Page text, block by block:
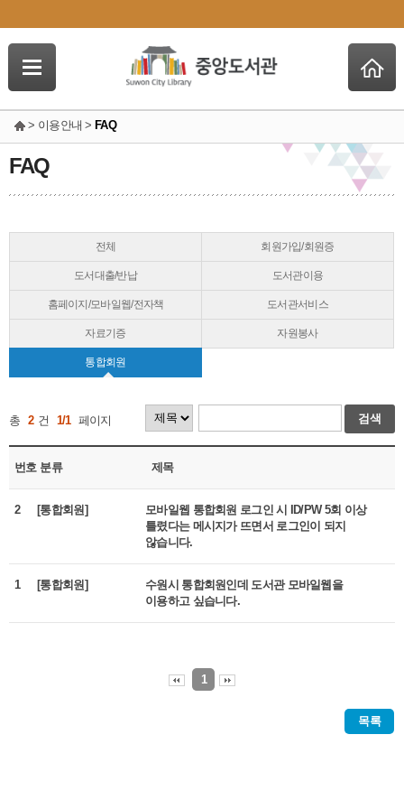
> 이용안내 > FAQ
FAQ
전체 회원가입/회원증
도서대출/반납 도서관이용
홈페이지/모바일웹/전자책 도서관서비스
자료기증 자원봉사
통합회원
총 2 건 1/1 페이지 검색
번호 분류 제목
2 [통합회원]
모바일웹 통합회원 로그인 시 ID/PW 5회 이상
틀렸다는 메시지가 뜨면서 로그인이 되지
않습니다.
1 [통합회원]
수원시 통합회원인데 도서관 모바일웹을
이용하고 싶습니다.
1
목록